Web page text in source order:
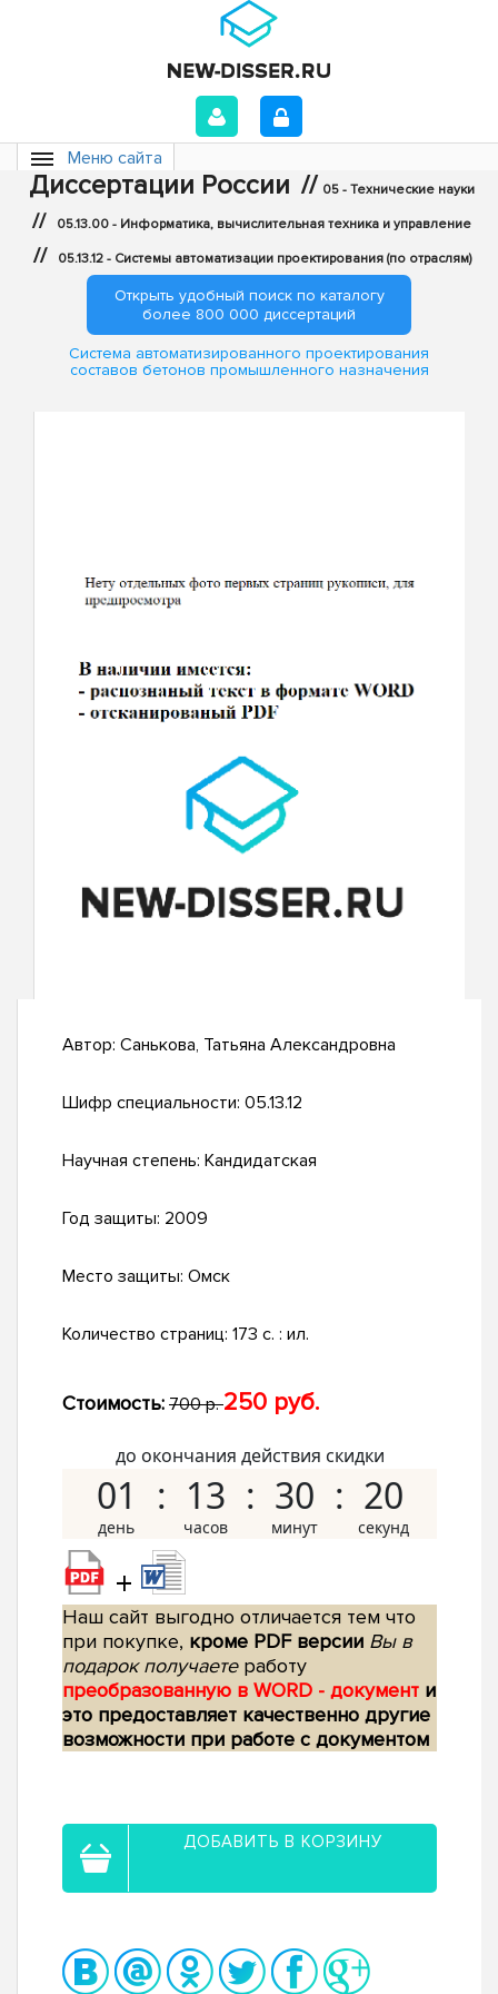
Меню сайта
Диссертации России // 05 - Технические науки
// 05.13.00 - Информатика, вычислительная техника и управление
// 05.13.12 - Системы автоматизации проектирования (по отраслям)
Открыть удобный поиск по каталогу
более 800 000 диссертаций
Система автоматизированного проектирования
составов бетонов промышленного назначения
Автор: Санькова, Татьяна Александровна
Шифр специальности: 05.13.12
Научная степень: Кандидатская
Год защиты: 2009
Место защиты: Омск
Количество страниц: 173 с. : ил.
Стоимость: 700 р.250 руб.
до окончания действия скидки
01 13 30 19
+
Наш сайт выгодно отличается тем что
при покупке, кроме PDF версии Вы в
подарок получаетеработу
преобразованную в WORD - документ и
это предоставляет качественно другие
возможности при работе с документом
ДОБАВИТЬ В КОРЗИНУ